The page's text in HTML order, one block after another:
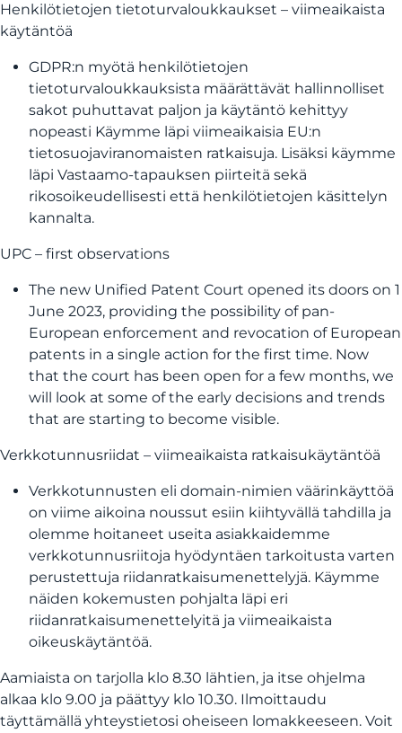
Henkilötietojen tietoturvaloukkaukset – viimeaikaista
käytäntöä
GDPR:n myötä henkilötietojen
tietoturvaloukkauksista määrättävät hallinnolliset
sakot puhuttavat paljon ja käytäntö kehittyy
nopeasti Käymme läpi viimeaikaisia EU:n
tietosuojaviranomaisten ratkaisuja. Lisäksi käymme
läpi Vastaamo-tapauksen piirteitä sekä
rikosoikeudellisesti että henkilötietojen käsittelyn
kannalta.
UPC – first observations
The new Unified Patent Court opened its doors on 1
June 2023, providing the possibility of pan-
European enforcement and revocation of European
patents in a single action for the first time. Now
that the court has been open for a few months, we
will look at some of the early decisions and trends
that are starting to become visible.
Verkkotunnusriidat – viimeaikaista ratkaisukäytäntöä
Verkkotunnusten eli domain-nimien väärinkäyttöä
on viime aikoina noussut esiin kiihtyvällä tahdilla ja
olemme hoitaneet useita asiakkaidemme
verkkotunnusriitoja hyödyntäen tarkoitusta varten
perustettuja riidanratkaisumenettelyjä. Käymme
näiden kokemusten pohjalta läpi eri
riidanratkaisumenettelyitä ja viimeaikaista
oikeuskäytäntöä.
Aamiaista on tarjolla klo 8.30 lähtien, ja itse ohjelma
alkaa klo 9.00 ja päättyy klo 10.30. Ilmoittaudu
täyttämällä yhteystietosi oheiseen lomakkeeseen. Voit